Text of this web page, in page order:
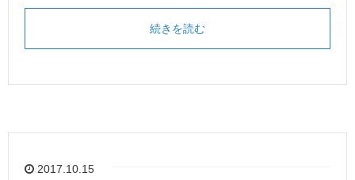
続きを読む
2017.10.15